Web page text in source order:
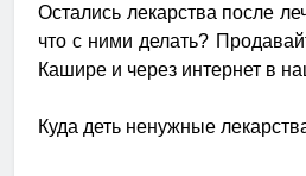
Остались лекарства после
что с ними делать?
Кашире и через интернет в
Куда деть ненужные